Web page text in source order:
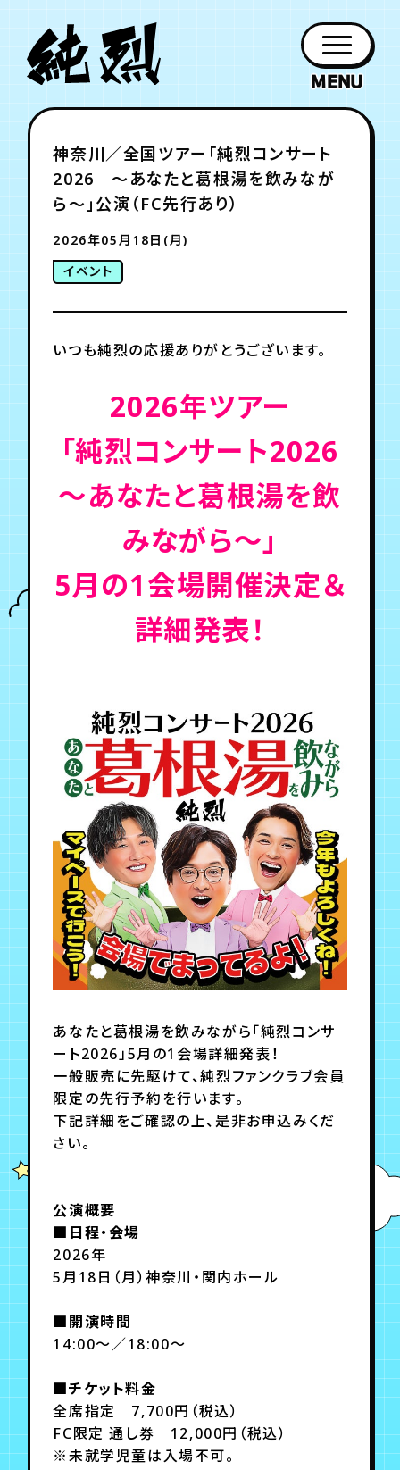
お知らせ 日程
SCHEDULE
チケット
TICKET
紹介 作品
DISCOGRAPHY
日記
BLOG
グッズ ホーム
HOME
ファン
クラブ
年会員制ファンクラブ
会員登録 ログイン
チケット
TICKET
お知らせ
FC NEWS
ムービー
MOVIE
月会員制ファンクラブ
会員登録 ログイン
会員登録 ログイン
チケット
FC TICKET
お知らせ
月会員制ファンクラブ
神奈川／全国ツアー「純烈コンサート
2026 〜あなたと葛根湯を飲みなが
ら〜」公演（FC先行あり）
2026年05月18日(月)
イベント
いつも純烈の応援ありがとうございます。
2026年ツアー
「純烈コンサート2026
〜あなたと葛根湯を飲
みながら〜」
5月の1会場開催決定＆
詳細発表！
あなたと葛根湯を飲みながら「純烈コンサ
ート2026」5月の1会場詳細発表！
一般販売に先駆けて、純烈ファンクラブ会員
限定の先行予約を行います。
下記詳細をご確認の上、是非お申込みくだ
さい。
公演概要
■日程・会場
2026年
5月18日（月）神奈川・関内ホール
■開演時間
14:00～／18:00～
■チケット料金
全席指定 7,700円（税込）
FC限定 通し券 12,000円（税込）
※未就学児童は入場不可。